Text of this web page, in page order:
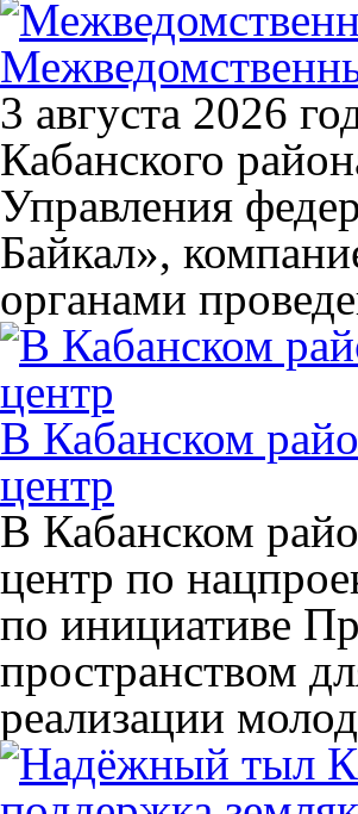
3 августа 2026
Кабанского
Управления
Байкал»,
органами
В Кабанском
центр
В Кабанском
центр по
по инициативе
пространством
реализации